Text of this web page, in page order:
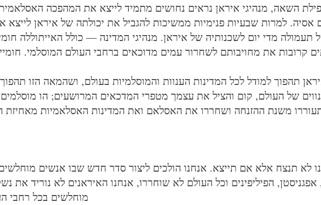
השאה, מנהיגי איראן נראים נחושים מתמיד לייצא את המהפכה
אסיה. למרות שבעיות פנימיות ממשיכות להגביל את יכולתה של איראן
תעמולה מדי יום לשכנותיה של איראן. מנהיגי המדינה — כולל האייתוללה
קרובות את מחויבותם לשחרור עמים מדוכאים ברחבי העולם המוסלמי.
תהפוך למודל לכל המדינות הענוות והמוסלמיות בעולם, ושהמאה הזו
של העולם, קום והציל את עצמך מטפרי המדכאים המרושעים; הו מוסלמים
משנת ההזנחה ושחררו את האסלאם ואת המדינות האסלאמיות מאחיזת
לא תנצח אלא אם תייצא. אנחנו הולכים ליצור סדר חדש שבו אנשים מוחלשים
אפגניסטן, הפיליפינים וכל העולם לא שוחררו, אנחנו האיראנים לא נוריד את
מוחלשים בכל רחבי